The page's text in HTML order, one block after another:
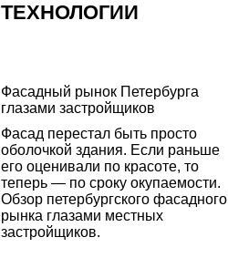
ТЕХНОЛОГИИ
Фасадный рынок Петербурга
глазами застройщиков
Фасад перестал быть просто
оболочкой здания. Если раньше
его оценивали по красоте, то
теперь — по сроку окупаемости.
Обзор петербургского фасадного
рынка глазами местных
застройщиков.